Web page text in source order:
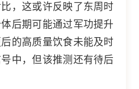
，这或许反映了东周时
后期可能通过军功提升
的高质量饮食未能及时
中，但该推测还有待后